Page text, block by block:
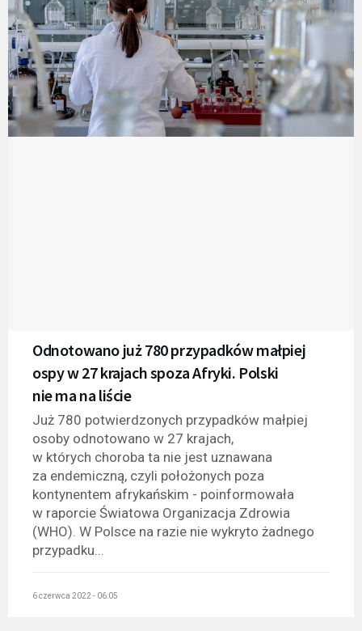
Odnotowano już 780 przypadków małpiej
ospy w 27 krajach spoza Afryki. Polski
nie ma na liście
Już 780 potwierdzonych przypadków małpiej
osoby odnotowano w 27 krajach,
w których choroba ta nie jest uznawana
za endemiczną, czyli położonych poza
kontynentem afrykańskim - poinformowała
w raporcie Światowa Organizacja Zdrowia
(WHO). W Polsce na razie nie wykryto żadnego
przypadku...
6 czerwca 2022 - 06:05